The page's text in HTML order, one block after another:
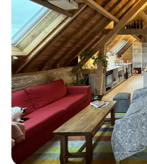
La maison
Espace nuit
Activités
Communauté
Accès
Tarifs
FAQ
Réserver
Coworking